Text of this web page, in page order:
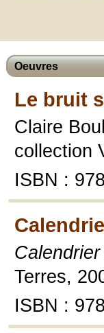
Oeuvres
Le bruit
Claire
collection
ISBN :
Terres,
ISBN :